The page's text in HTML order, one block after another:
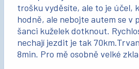
trošku vyděsíte, ale to je účel,
hodně, ale nebojte autem se v
šanci kuželek dotknout.
nechají jezdit je tak
8min. Pro mě osobně velké